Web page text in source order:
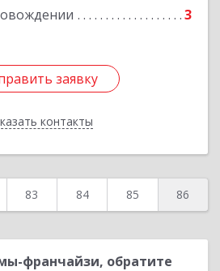
3
заявку
контакты
заявку
Назад
83 84 85 86
франчайзи, обратите